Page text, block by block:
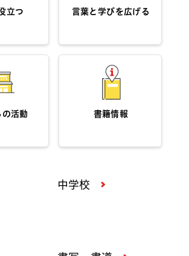
立つ 言葉と学びを広げる
の活動 書籍情報
中学校